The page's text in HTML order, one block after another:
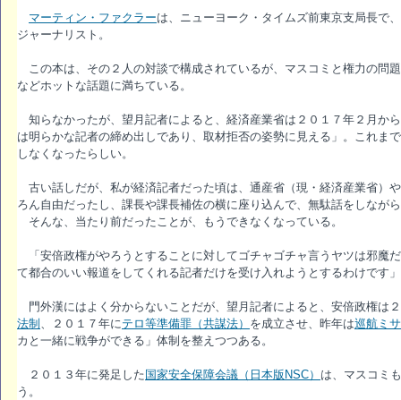
マーティン・ファクラーは、ニューヨーク・タイムズ前東京支局長で
ジャーナリスト。
この本は、その２人の対談で構成されているが、マスコミと権力の問
などホットな話題に満ちている。
知らなかったが、望月記者によると、経済産業省は２０１７年２月か
は明らかな記者の締め出しであり、取材拒否の姿勢に見える」。これま
しなくなったらしい。
古い話しだが、私が経済記者だった頃は、通産省（現・経済産業省）
ろん自由だったし、課長や課長補佐の横に座り込んで、無駄話をしなが
そんな、当たり前だったことが、もうできなくなっている。
「安倍政権がやろうとすることに対してゴチャゴチャ言うヤツは邪魔
て都合のいい報道をしてくれる記者だけを受け入れようとするわけです」
門外漢にはよく分からないことだが、望月記者によると、安倍政権は
法制 、２０１７年にテロ等準備罪（共謀法） を成立させ、昨年は巡航ミ
カと一緒に戦争ができる」体制を整えつつある。
２０１３年に発足した 国家安全保障会議（日本版NSC） は、マスコミ
う。